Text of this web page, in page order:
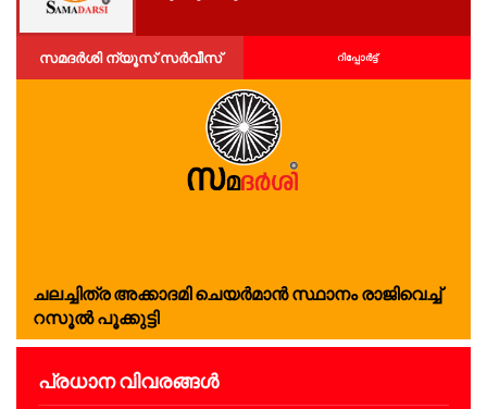
സമദർശി ന്യൂസ് സർവീസ് റിപ്പോര്‍ട്ട്
ചലച്ചിത്ര അക്കാദമി ചെയര്‍മാന്‍ സ്ഥാനം രാജിവെച്ച്
റസൂല്‍ പൂക്കുട്ടി
പ്രധാന വിവരങ്ങൾ